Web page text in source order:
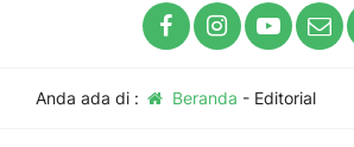
Anda ada di : Beranda - Editorial